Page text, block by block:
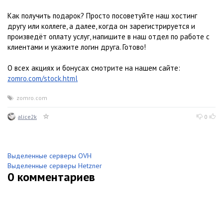
Как получить подарок? Просто посоветуйте наш хостинг
другу или коллеге, а далее, когда он зарегистрируется и
произведёт оплату услуг, напишите в наш отдел по работе с
клиентами и укажите логин друга. Готово!
О всех акциях и бонусах смотрите на нашем сайте:
zomro.com/stock.html
zomro.com
alice2k 0
Выделенные серверы OVH
Выделенные серверы Hetzner
0 комментариев